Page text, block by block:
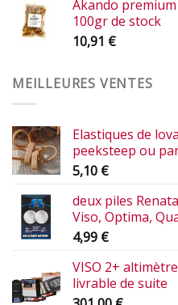
Akando
100gr de stock
10,91 €
MEILLEURES VENTES
Elastiques de
peeksteep ou
5,10 €
deux piles
Viso, Optima,
4,99 €
VISO 2+
livrable de suite